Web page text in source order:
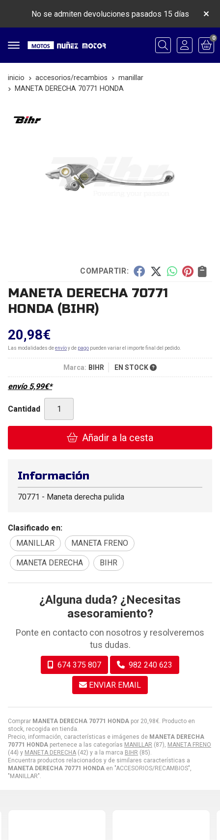
No se admiten devoluciones pasados 15 días
Buscar
0
inicio accesorios/recambios
manillar
MANETA DERECHA 70771 HONDA
COMPARTIR:
MANETA DERECHA 70771
HONDA (BIHR)
20,98€
Las modalidades deenvíoy de pago pueden variar el importe final del pedido.
Marca: BIHR EN STOCK
envío 5,99€*
Cantidad
Añadir a la cesta
Comprar MANETA DERECHA 70771 HONDA por 20,98€ . Producto en
stock, recogida en tienda.
Precio, información, características e imágenes de MANETA DERECHA
70771 HONDA pertenece a las categorías MANILLAR (87), MANETA FRENO
(44) y MANETA DERECHA (42) y a la marca BIHR (85).
Encuentra productos relacionados y de similares características a
MANETA DERECHA 70771 HONDA en "ACCESORIOS/RECAMBIOS",
"MANILLAR".
Información
70771 - Maneta derecha pulida
Clasificado en:
MANILLAR
MANETA FRENO
MANETA DERECHA BIHR
¿Alguna duda? ¿Necesitas
asesoramiento?
Ponte en contacto con nosotros y resolveremos
tus dudas.
674 375 807 982 240 623
ENVIAR EMAIL